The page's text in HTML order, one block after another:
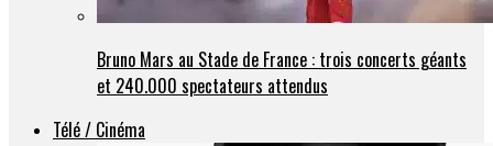
Bruno Mars au Stade de France : trois concerts géants
et 240.000 spectateurs attendus
Télé / Cinéma